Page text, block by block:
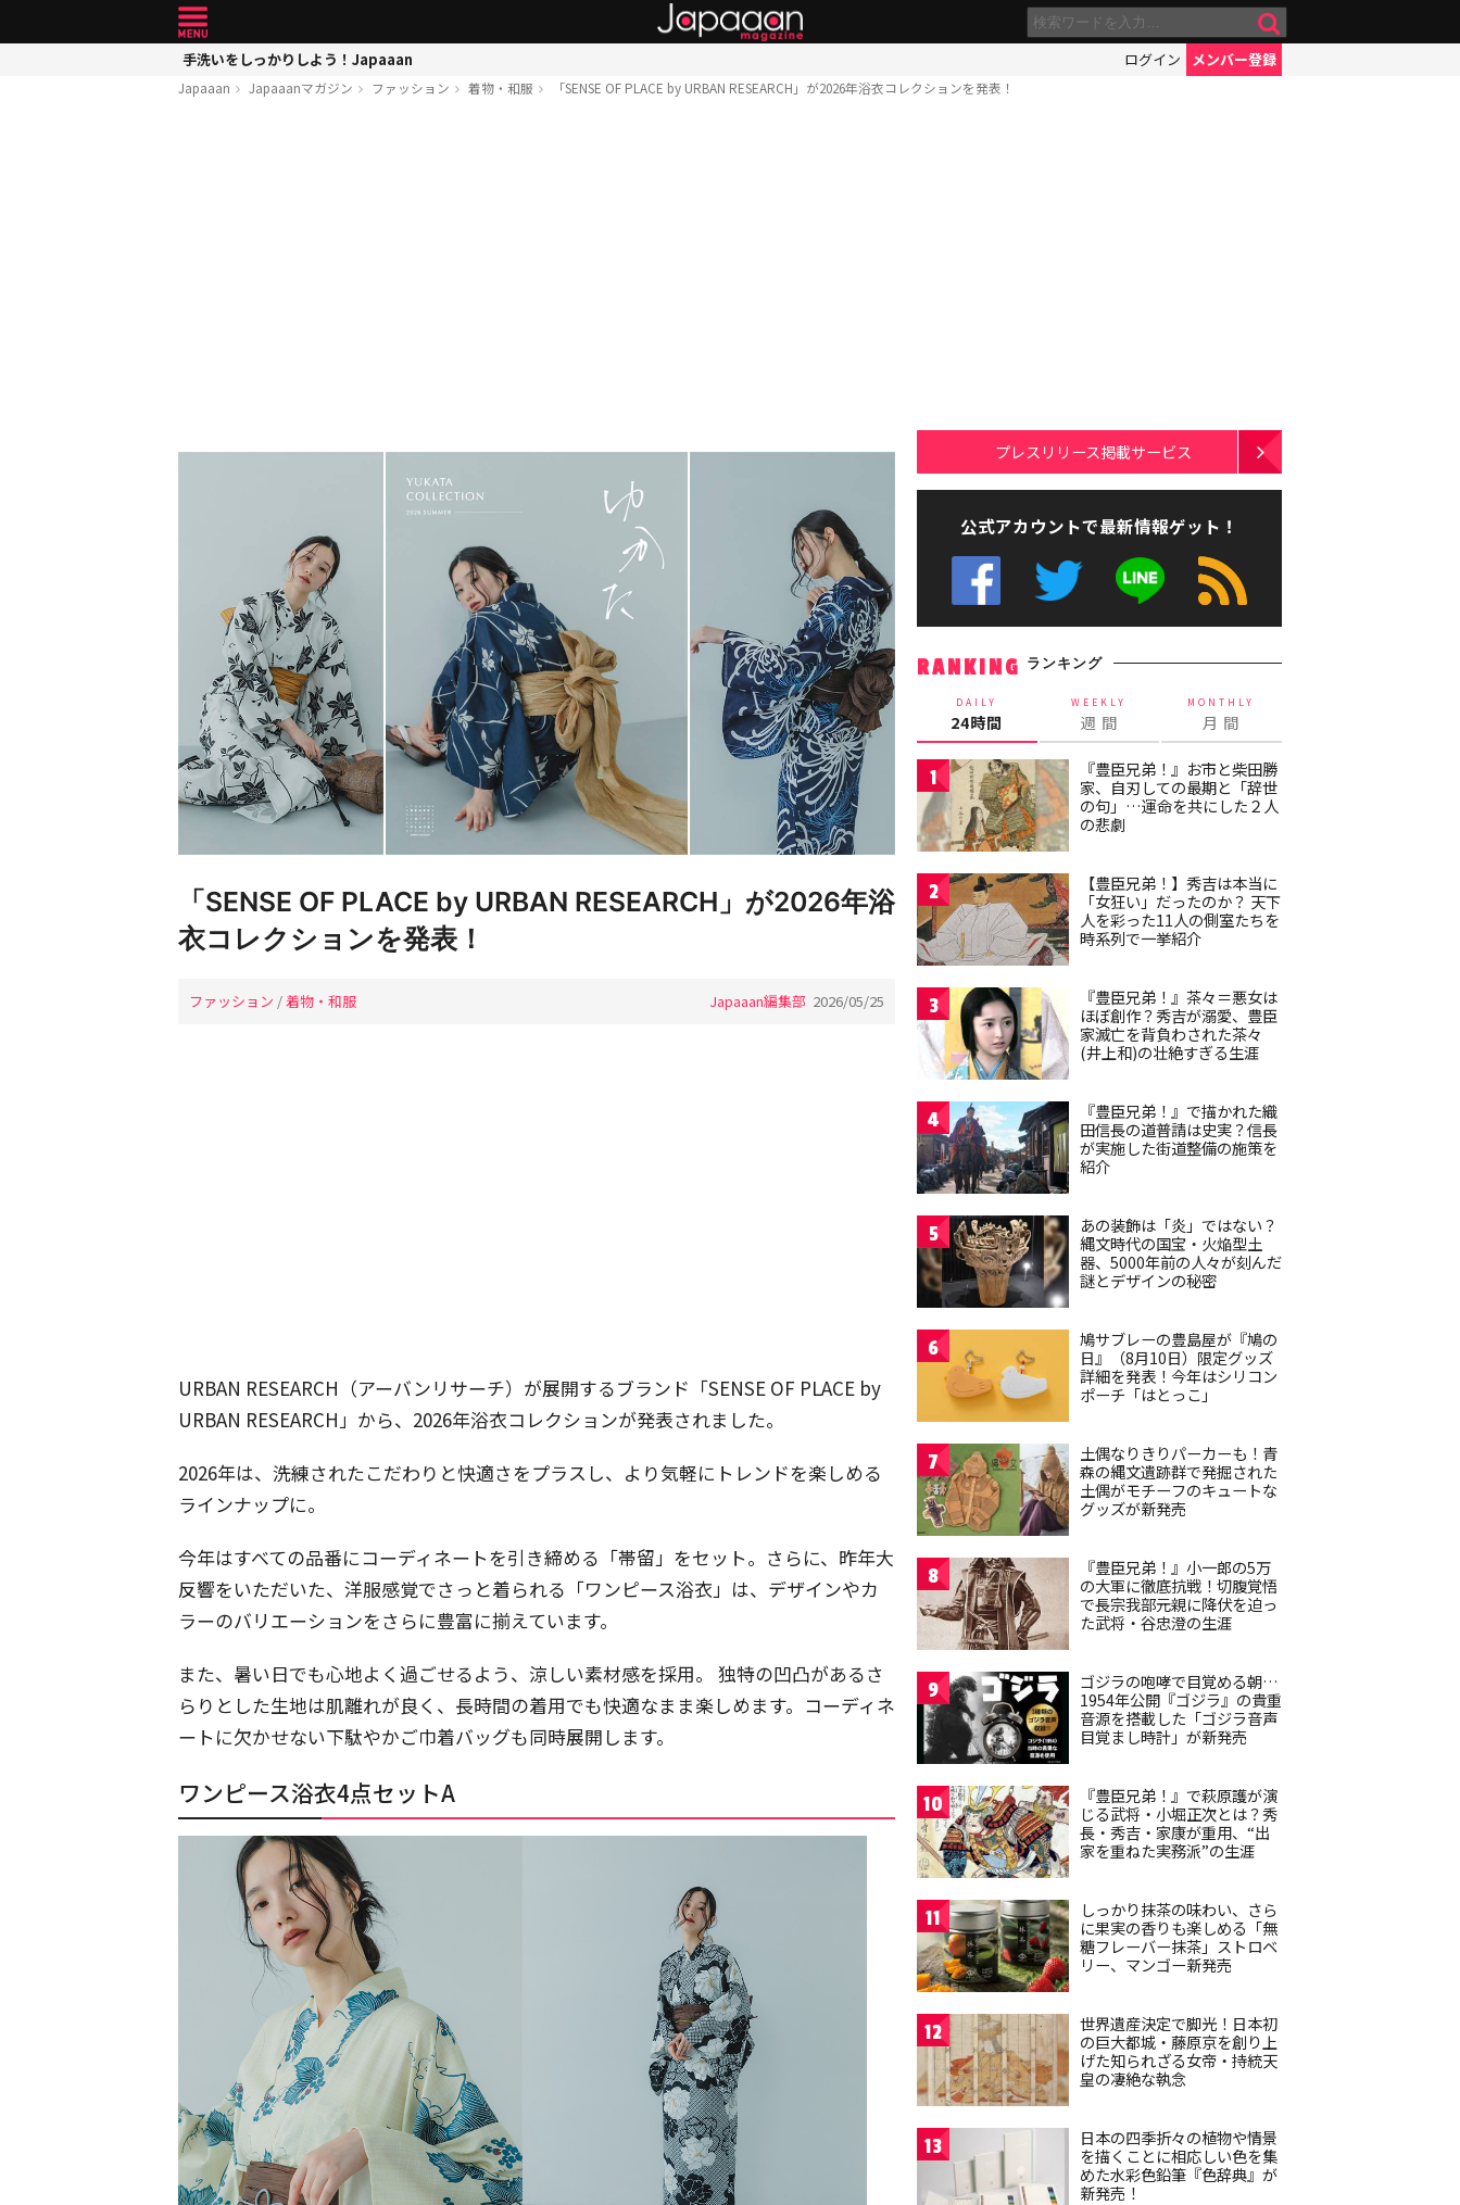
手洗いをしっかりしよう！Japaaan ログイン メンバー登録
Japaaan Japaaanマガジン ファッション 着物・和服 「SENSE OF PLACE by URBAN RESEARCH」が2026年浴衣コレクションを発表！
「SENSE OF PLACE by URBAN RESEARCH」が2026年浴
衣コレクションを発表！
ファッション /着物・和服 Japaaan編集部 2026/05/25
URBAN RESEARCH（アーバンリサーチ）が展開するブランド「SENSE OF PLACE by
URBAN RESEARCH」から、2026年浴衣コレクションが発表されました。
2026年は、洗練されたこだわりと快適さをプラスし、より気軽にトレンドを楽しめる
ラインナップに。
今年はすべての品番にコーディネートを引き締める「帯留」をセット。さらに、昨年大
反響をいただいた、洋服感覚でさっと着られる「ワンピース浴衣」は、デザインやカ
ラーのバリエーションをさらに豊富に揃えています。
また、暑い日でも心地よく過ごせるよう、涼しい素材感を採用。 独特の凹凸があるさ
らりとした生地は肌離れが良く、長時間の着用でも快適なまま楽しめます。コーディネ
ートに欠かせない下駄やかご巾着バッグも同時展開します。
ワンピース浴衣4点セットA
プレスリリース掲載サービス
公式アカウントで最新情報ゲット！
RANKING ランキング
DAILY
24時間
WEEKLY
週 間
MONTHLY
月 間
1
『豊臣兄弟！』お市と柴田勝
家、自刃しての最期と「辞世
の句」…運命を共にした２人
の悲劇
2
【豊臣兄弟！】秀吉は本当に
「女狂い」だったのか？ 天下
人を彩った11人の側室たちを
時系列で一挙紹介
3
『豊臣兄弟！』茶々＝悪女は
ほぼ創作？秀吉が溺愛、豊臣
家滅亡を背負わされた茶々
(井上和)の壮絶すぎる生涯
4
『豊臣兄弟！』で描かれた織
田信長の道普請は史実？信長
が実施した街道整備の施策を
紹介
5
あの装飾は「炎」ではない？
縄文時代の国宝・火焔型土
器、5000年前の人々が刻んだ
謎とデザインの秘密
6
鳩サブレーの豊島屋が『鳩の
日』（8月10日）限定グッズ
詳細を発表！今年はシリコン
ポーチ「はとっこ」
7
土偶なりきりパーカーも！青
森の縄文遺跡群で発掘された
土偶がモチーフのキュートな
グッズが新発売
8
『豊臣兄弟！』小一郎の5万
の大軍に徹底抗戦！切腹覚悟
で長宗我部元親に降伏を迫っ
た武将・谷忠澄の生涯
9
ゴジラの咆哮で目覚める朝…
1954年公開『ゴジラ』の貴重
音源を搭載した「ゴジラ音声
目覚まし時計」が新発売
10
『豊臣兄弟！』で萩原護が演
じる武将・小堀正次とは？秀
長・秀吉・家康が重用、“出
家を重ねた実務派”の生涯
11
しっかり抹茶の味わい、さら
に果実の香りも楽しめる「無
糖フレーバー抹茶」ストロベ
リー、マンゴー新発売
12
世界遺産決定で脚光！日本初
の巨大都城・藤原京を創り上
げた知られざる女帝・持統天
皇の凄絶な執念
13
日本の四季折々の植物や情景
を描くことに相応しい色を集
めた水彩色鉛筆『色辞典』が
新発売！